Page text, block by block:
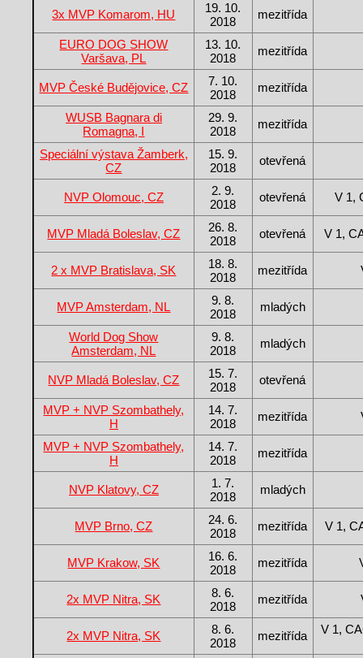
3x MVP Komarom, HU
19. 10.
2018
mezitřída
EURO DOG SHOW
Varšava, PL
13. 10.
2018
mezitřída
MVP České Budějovice, CZ
7. 10.
2018
mezitřída
WUSB Bagnara di
Romagna, I
29. 9.
2018
mezitřída
Speciální výstava Žamberk,
CZ
15. 9.
2018
otevřená
NVP Olomouc, CZ
2. 9.
2018
otevřená V 1,
MVP Mladá Boleslav, CZ
26. 8.
2018
otevřená V 1,
2 x MVP Bratislava, SK
18. 8.
2018
mezitřída
MVP Amsterdam, NL
9. 8.
2018
mladých
World Dog Show
Amsterdam, NL
9. 8.
2018
mladých
NVP Mladá Boleslav, CZ
15. 7.
2018
otevřená
MVP + NVP Szombathely,
H
14. 7.
2018
mezitřída
MVP + NVP Szombathely,
H
14. 7.
2018
mezitřída
NVP Klatovy, CZ
1. 7.
2018
mladých
MVP Brno, CZ
24. 6.
2018
mezitřída V 1,
MVP Krakow, SK
16. 6.
2018
mezitřída
2x MVP Nitra, SK
8. 6.
2018
mezitřída
2x MVP Nitra, SK
8. 6.
2018
mezitřída V 1,